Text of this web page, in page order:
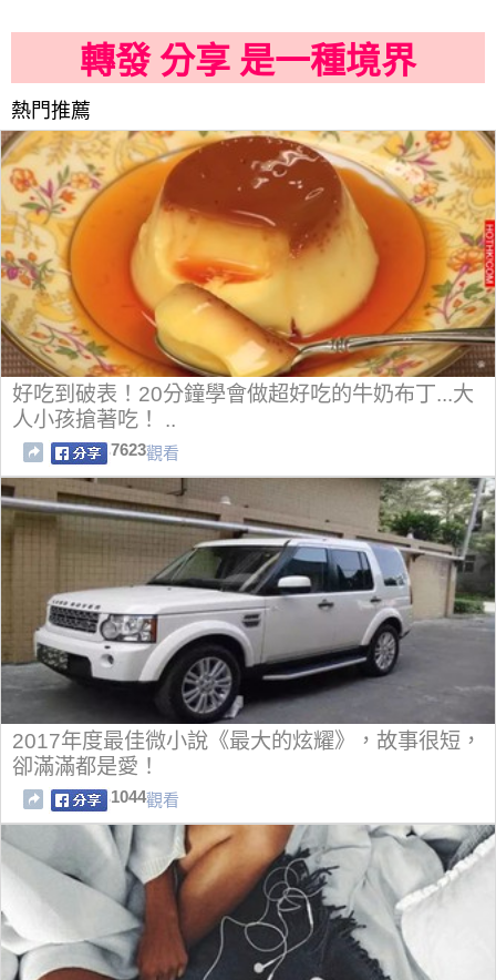
轉發 分享 是一種境界
熱門推薦
好吃到破表！20分鐘學會做超好吃的牛奶布丁...大
人小孩搶著吃！ ..
7623觀看
2017年度最佳微小說《最大的炫耀》，故事很短，
卻滿滿都是愛！
1044觀看